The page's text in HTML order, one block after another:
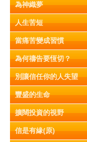
為神織夢
人生苦短
當痛苦變成習慣
為何禱告要恆切？
別讓信任你的人失望
豐盛的生命
擴闊投資的視野
信是有緣(原)